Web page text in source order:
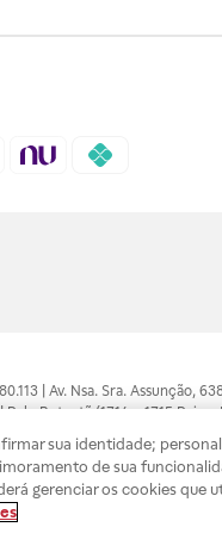
| Av. Nsa. Sra. Assunção,
Butantã (1714 e 1715
dadas pelo profissional
e promoções divulgados
para que você possa
em nosso estoque.
sua identidade;
de sua
gerenciar os cookies que